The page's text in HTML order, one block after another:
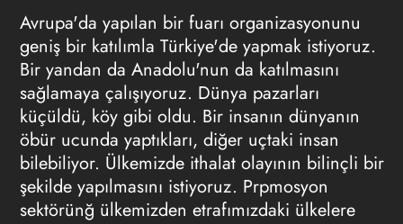
Avrupa'da yapılan bir fuarı organizasyonunu
geniş bir katılımla Türkiye'de yapmak istiyoruz.
Bir yandan da Anadolu'nun da katılmasını
sağlamaya çalışıyoruz. Dünya pazarları
küçüldü, köy gibi oldu. Bir insanın dünyanın
öbür ucunda yaptıkları, diğer uçtaki insan
bilebiliyor. Ülkemizde ithalat olayının bilinçli bir
şekilde yapılmasını istiyoruz. Prpmosyon
sektörünğ ülkemizden etrafımızdaki ülkelere